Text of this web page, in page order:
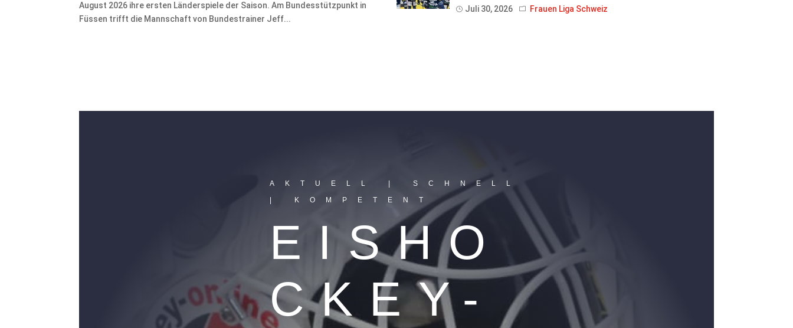
August 2026 ihre ersten Länderspiele der Saison. Am Bundesstützpunkt in
Füssen trifft die Mannschaft von Bundestrainer Jeff...
Juli 30, 2026 Frauen Liga Schweiz
AKTUELL | SCHNELL
| KOMPETENT
EISHO
CKEY-